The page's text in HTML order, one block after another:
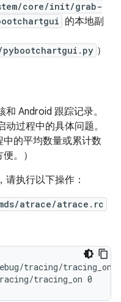
core/init/grab-
的本地副
pybootchartgui.py ）
Android 跟踪记录。
过程中的具体问题。
中的平均数量或累计数
。）
执行以下操作：
atrace/atrace.rc
tracing/tracing_on 0
tracing_on 0